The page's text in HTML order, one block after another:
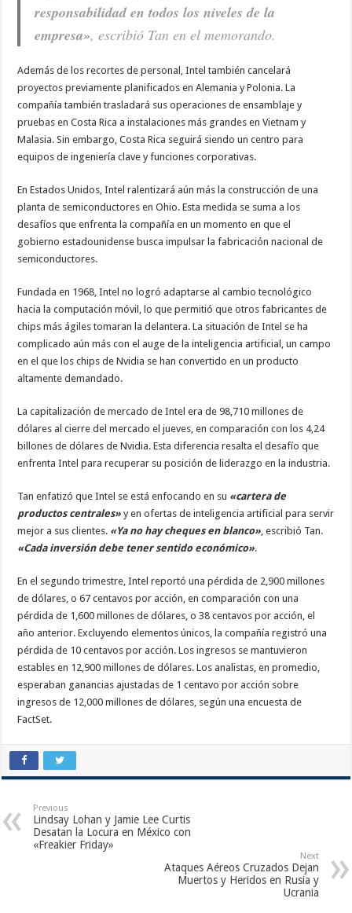
responsabilidad en todos los niveles de la
empresa», escribió Tan en el memorando.
Además de los recortes de personal, Intel también cancelará
proyectos previamente planificados en Alemania y Polonia. La
compañía también trasladará sus operaciones de ensamblaje y
pruebas en Costa Rica a instalaciones más grandes en Vietnam y
Malasia. Sin embargo, Costa Rica seguirá siendo un centro para
equipos de ingeniería clave y funciones corporativas.
En Estados Unidos, Intel ralentizará aún más la construcción de una
planta de semiconductores en Ohio. Esta medida se suma a los
desafíos que enfrenta la compañía en un momento en que el
gobierno estadounidense busca impulsar la fabricación nacional de
semiconductores.
Fundada en 1968, Intel no logró adaptarse al cambio tecnológico
hacia la computación móvil, lo que permitió que otros fabricantes de
chips más ágiles tomaran la delantera. La situación de Intel se ha
complicado aún más con el auge de la inteligencia artificial, un campo
en el que los chips de Nvidia se han convertido en un producto
altamente demandado.
La capitalización de mercado de Intel era de 98,710 millones de
dólares al cierre del mercado el jueves, en comparación con los 4,24
billones de dólares de Nvidia. Esta diferencia resalta el desafío que
enfrenta Intel para recuperar su posición de liderazgo en la industria.
Tan enfatizó que Intel se está enfocando en su «cartera de
productos centrales» y en ofertas de inteligencia artificial para servir
mejor a sus clientes. «Ya no hay cheques en blanco» , escribió Tan.
«Cada inversión debe tener sentido económico».
En el segundo trimestre, Intel reportó una pérdida de 2,900 millones
de dólares, o 67 centavos por acción, en comparación con una
pérdida de 1,600 millones de dólares, o 38 centavos por acción, el
año anterior. Excluyendo elementos únicos, la compañía registró una
pérdida de 10 centavos por acción. Los ingresos se mantuvieron
estables en 12,900 millones de dólares. Los analistas, en promedio,
esperaban ganancias ajustadas de 1 centavo por acción sobre
ingresos de 12,000 millones de dólares, según una encuesta de
FactSet.
Previous
Lindsay Lohan y Jamie Lee Curtis
Desatan la Locura en México con
«Freakier Friday»
Next
Ataques Aéreos Cruzados Dejan
Muertos y Heridos en Rusia y
Ucrania